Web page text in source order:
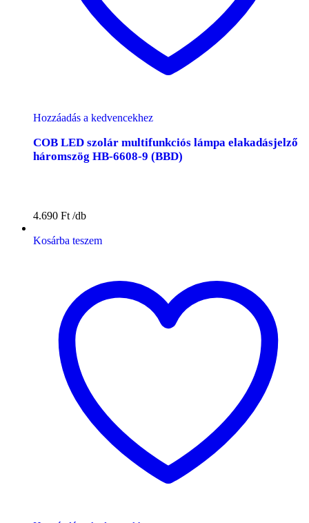
Hozzáadás a kedvencekhez
COB LED szolár multifunkciós lámpa elakadásjelző
háromszög HB-6608-9 (BBD)
4.690 Ft
Kosárba teszem